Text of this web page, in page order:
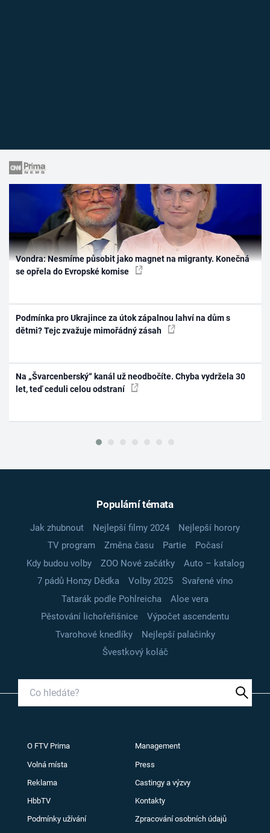
Vondra: Nesmíme působit jako magnet na migranty. Konečná
se opřela do Evropské komise
Podmínka pro Ukrajince za útok zápalnou lahví na dům s
dětmi? Tejc zvažuje mimořádný zásah
Na „Švarcenberský“ kanál už neodbočíte. Chyba vydržela 30
let, teď ceduli celou odstraní
Populární témata
Jak zhubnout Nejlepší filmy 2024
Nejlepší horory
TV program
Změna času Partie
Počasí
Kdy budou volby
ZOO Nové začátky
Auto – katalog
7 pádů Honzy Dědka
Volby 2025
Svařené víno
Tatarák podle Pohlreicha
Aloe vera
Pěstování lichořeřišnice
Výpočet ascendentu
Tvarohové knedlíky
Nejlepší palačinky
Švestkový koláč
O FTV Prima Management
Volná místa Press
Reklama Castingy a výzvy
HbbTV Kontakty
Podmínky užívání Zpracování osobních údajů